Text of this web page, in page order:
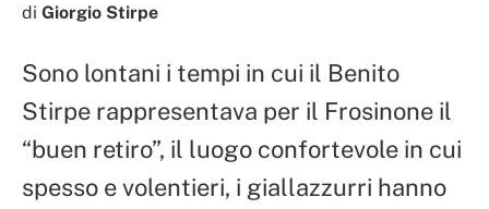
di Giorgio Stirpe
Sono lontani i tempi in cui il Benito
Stirpe rappresentava per il Frosinone il
“buen retiro”, il luogo confortevole in cui
spesso e volentieri, i giallazzurri hanno